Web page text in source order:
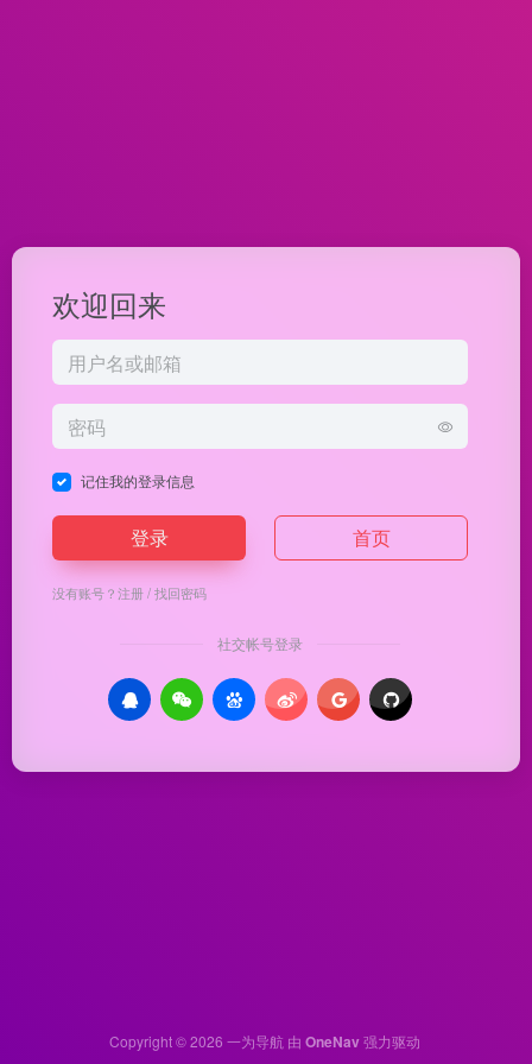
欢迎回来
记住我的登录信息
登录 首页
没有账号？注册/找回密码
社交帐号登录
Copyright © 2026 一为导航 由 OneNav强力驱动